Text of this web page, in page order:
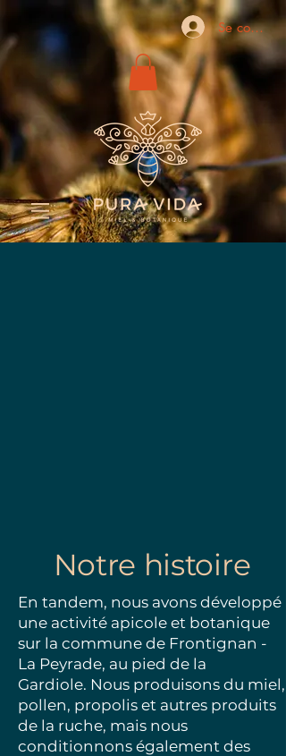
Se connecter
Notre histoire
En tandem, nous avons développé
une activité apicole et botanique
sur la commune de Frontignan -
La Peyrade, au pied de la
Gardiole. Nous produisons du miel,
pollen, propolis et autres produits
de la ruche, mais nous
conditionnons également des